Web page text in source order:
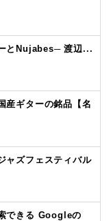
とNujabes─ 渡辺...
産ギターの銘品【名
ャズフェスティバル
できる Googleの